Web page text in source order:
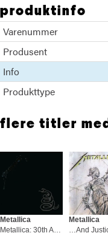
produktinfo
Varenummer
Produsent
Info
Produkttype
flere titler
Metallica
Metallica: 30th Anniversary… (2LP)
Metallica